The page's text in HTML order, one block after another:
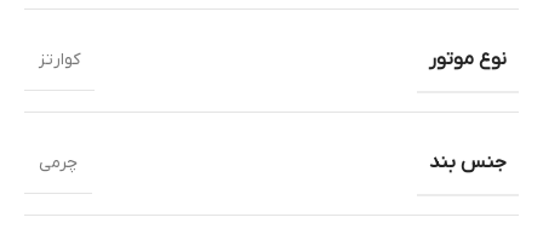
نوع موتور کوارتز
جنس بند چرمی